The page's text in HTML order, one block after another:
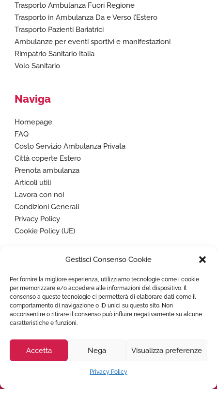
Gestisci Consenso Cookie
Per fornire la migliore esperienza, utilizziamo tecnologie come i cookie
per memorizzare e/o accedere alle informazioni del dispositivo. Il
consenso a queste tecnologie ci permetterà di elaborare dati come il
comportamento di navigazione o ID unici su questo sito. Non
acconsentire o ritirare il consenso può influire negativamente su alcune
caratteristiche e funzioni.
Accetta Nega Visualizza preferenze
Privacy Policy
Trasporto Ambulanza Fuori Regione
Trasporto in Ambulanza Da e Verso l’Estero
Trasporto Pazienti Bariatrici
Ambulanze per eventi sportivi e manifestazioni
Rimpatrio Sanitario Italia
Volo Sanitario
Naviga
Homepage
FAQ
Costo Servizio Ambulanza Privata
Città coperte Estero
Prenota ambulanza
Articoli utili
Lavora con noi
Condizioni Generali
Privacy Policy
Cookie Policy (UE)
riservati - P. IVA 07636760725